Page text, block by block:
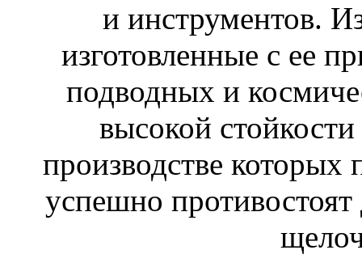
и инструментов.
изготовленные с ее
подводных и
высокой
производстве которых
успешно